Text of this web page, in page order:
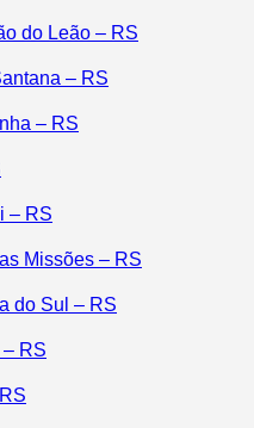
do Leão – RS
– RS
– RS
– RS
Missões – RS
do Sul – RS
RS